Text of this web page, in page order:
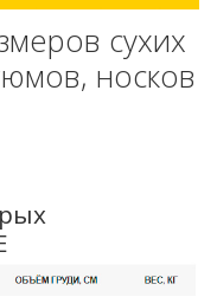
сухих
носков